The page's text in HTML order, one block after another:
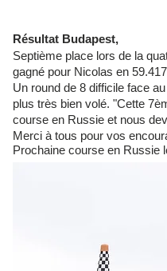
Résultat Budapest,
Septième place lors de la
gagné pour Nicolas en
Un round de 8 difficile face
plus très bien volé. "Cette
course en Russie et nous
Merci à tous pour vos
Prochaine course en Russie